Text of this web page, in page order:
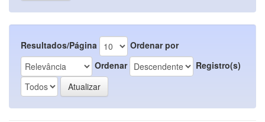
Resultados/Página
Ordenar por
Ordenar
Registro(s)